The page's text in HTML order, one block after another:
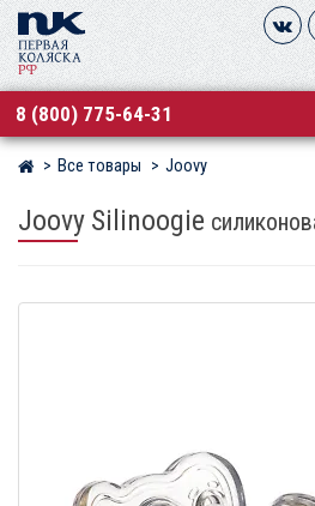
8 (800) 775-64-31
Магазин детских колясок
Все товары Joovy
Joovy Silinoogie